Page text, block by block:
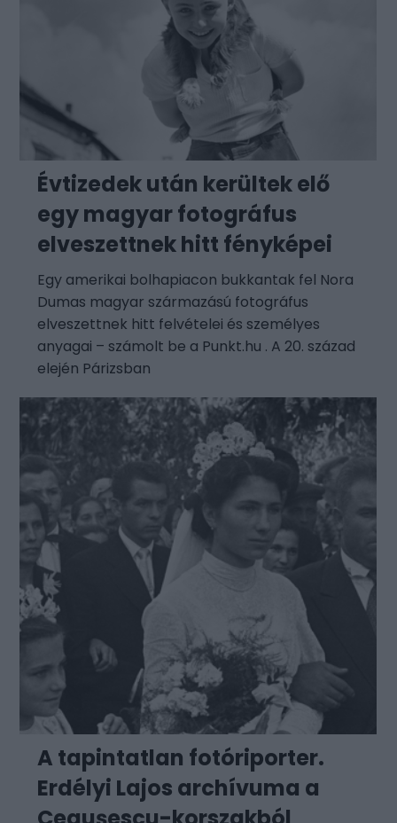
Évtizedek után kerültek elő
egy magyar fotográfus
elveszettnek hitt fényképei
Egy amerikai bolhapiacon bukkantak fel Nora
Dumas magyar származású fotográfus
elveszettnek hitt felvételei és személyes
anyagai – számolt be a Punkt.hu . A 20. század
elején Párizsban
A tapintatlan fotóriporter.
Erdélyi Lajos archívuma a